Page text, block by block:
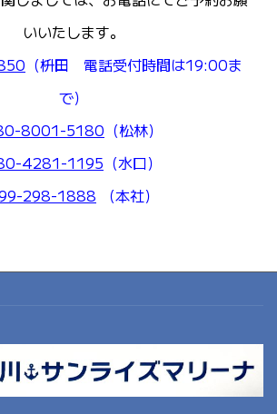
いいたします。
（枡田 電話受付時間は19:00ま
で）
8001-5180 （松林）
4281-1195 （水口）
298-1888 （本社）